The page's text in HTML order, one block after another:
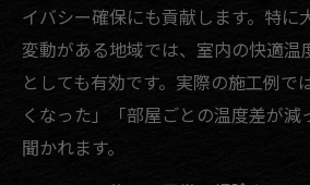
現するコツ
口コミで探せる信頼のリフォ
リフォームの評判を見極
活用法
イバシー確保にも貢献します。特に
変動がある地域では、室内の快適温
としても有効です。実際の施工例で
くなった」「部屋ごとの温度差が減
聞かれます。